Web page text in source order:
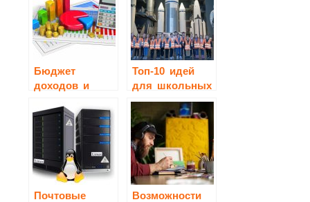
Бюджет
доходов и
основа
финансового
планирования
Топ-10 идей
для школьных
экскурсий в
Москве
Почтовые
Возможности